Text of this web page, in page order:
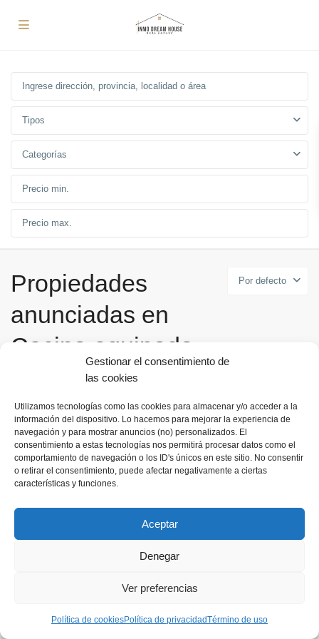
Gestionar el consentimiento de
las cookies
Utilizamos tecnologías como las cookies para almacenar y/o acceder a la
información del dispositivo. Lo hacemos para mejorar la experiencia de
navegación y para mostrar anuncios (no) personalizados. El
consentimiento a estas tecnologías nos permitirá procesar datos como el
comportamiento de navegación o los ID's únicos en este sitio. No consentir
o retirar el consentimiento, puede afectar negativamente a ciertas
características y funciones.
Aceptar
Denegar
Ver preferencias
Política de cookiesPolítica de privacidadTérmino de uso
Tipos
Categorías
Por defecto
Propiedades
anunciadas en
Cocina equipada
Chalet de obra nueva en Monte y Mar, zona
Gr...
435 000 €
Chalet de obra nueva en Monte y Mar, zona Gran Alacant, que
destaca por su estilo contempo...